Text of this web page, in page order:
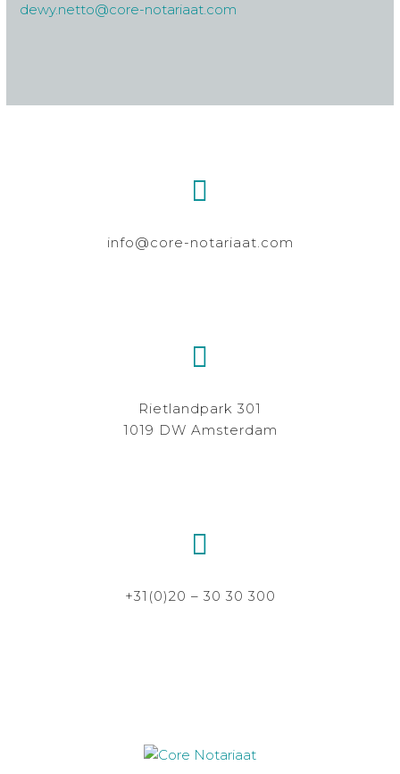
dewy.netto@core-notariaat.com
info@core-notariaat.com
Rietlandpark 301
1019 DW Amsterdam
+31(0)20 – 30 30 300